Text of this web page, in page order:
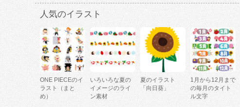
人気のイラスト
ONE PIECEのイ
ラスト（まと
め）
いろいろな夏の
イメージのライ
ン素材
夏のイラスト
「向日葵」
1月から12月まで
の毎月のタイト
ル文字